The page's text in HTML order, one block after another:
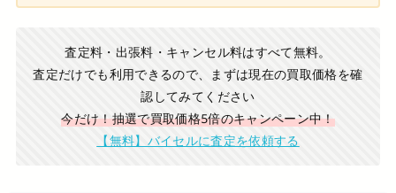
査定料・出張料・キャンセル料はすべて無料。
査定だけでも利用できるので、まずは現在の買取価格を確
認してみてください
今だけ！抽選で買取価格5倍のキャンペーン中！
【無料】バイセルに査定を依頼する